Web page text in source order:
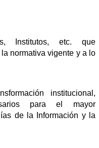
Institutos, etc. que
normativa vigente y a lo
institucional,
para el mayor
de la Información y la